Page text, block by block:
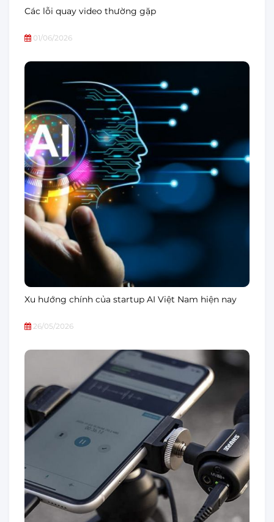
Các lỗi quay video thường gặp
01/06/2026
Xu hướng chính của startup AI Việt Nam hiện nay
26/05/2026